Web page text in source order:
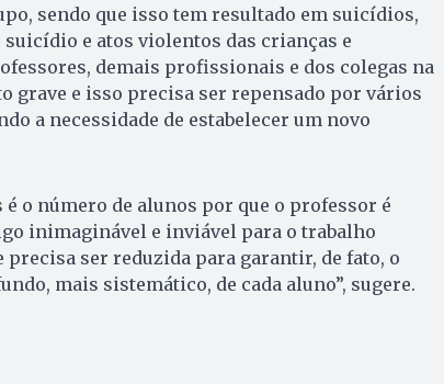
sendo que isso tem resultado em suicídios,
e atos violentos das crianças e
demais profissionais e dos colegas na
grave e isso precisa ser repensado por vários
a necessidade de estabelecer um novo
é o número de alunos por que o professor é
inimaginável e inviável para o trabalho
precisa ser reduzida para garantir, de fato, o
mais sistemático, de cada aluno”, sugere.